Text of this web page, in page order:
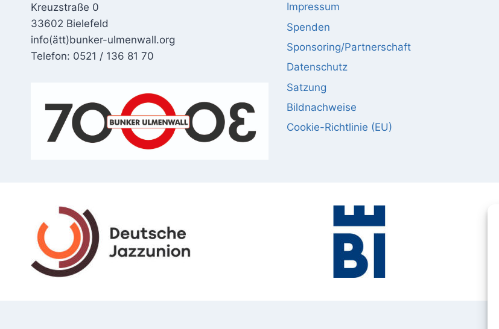
Kreuzstraße 0
33602 Bielefeld
info(ätt)bunker-ulmenwall.org
Telefon: 0521 / 136 81 70
Impressum
Spenden
Sponsoring/Partnerschaft
Datenschutz
Satzung
Bildnachweise
Cookie-Richtlinie (EU)